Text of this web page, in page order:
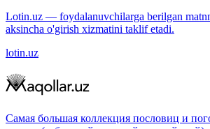
Lotin.uz — foydalanuvchilarga berilgan
aksincha o'girish xizmatini taklif etadi.
lotin.uz
Самая большая коллекция пословиц и